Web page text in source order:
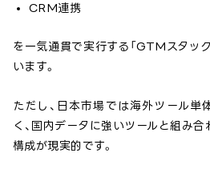
CRM連携
を一気通貫で実行する「GTMスタッ
います。
ただし、日本市場では海外ツール単
く、国内データに強いツールと組み合
構成が現実的です。